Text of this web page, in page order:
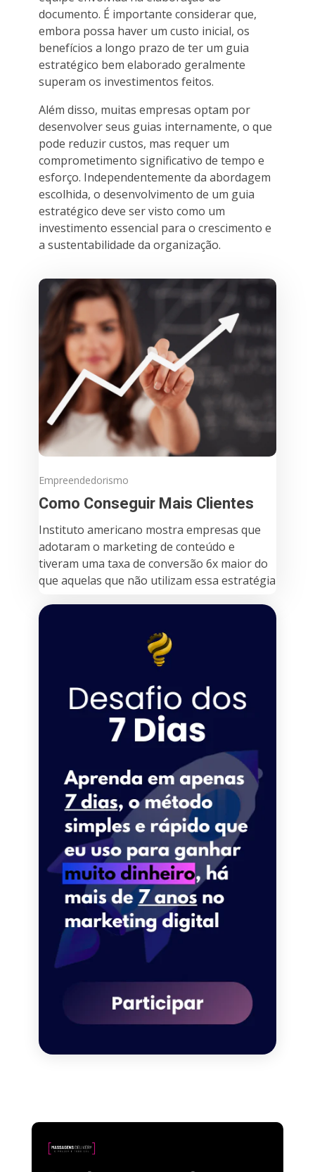
documento. É importante considerar que,
embora possa haver um custo inicial, os
benefícios a longo prazo de ter um guia
estratégico bem elaborado geralmente
superam os investimentos feitos.
Além disso, muitas empresas optam por
desenvolver seus guias internamente, o que
pode reduzir custos, mas requer um
comprometimento significativo de tempo e
esforço. Independentemente da abordagem
escolhida, o desenvolvimento de um guia
estratégico deve ser visto como um
investimento essencial para o crescimento e
a sustentabilidade da organização.
Empreendedorismo
Como Conseguir Mais Clientes
Instituto americano mostra empresas que
adotaram o marketing de conteúdo e
tiveram uma taxa de conversão 6x maior do
que aquelas que não utilizam essa estratégia